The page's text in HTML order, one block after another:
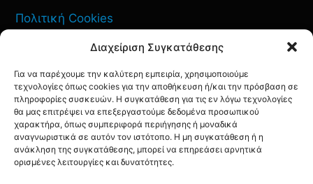
Διαχείριση Συγκατάθεσης
Για να παρέχουμε την καλύτερη εμπειρία, χρησιμοποιούμε
τεχνολογίες όπως cookies για την αποθήκευση ή/και την πρόσβαση σε
πληροφορίες συσκευών. Η συγκατάθεση για τις εν λόγω τεχνολογίες
θα μας επιτρέψει να επεξεργαστούμε δεδομένα προσωπικού
χαρακτήρα, όπως συμπεριφορά περιήγησης ή μοναδικά
αναγνωριστικά σε αυτόν τον ιστότοπο. Η μη συγκατάθεση ή η
ανάκληση της συγκατάθεσης, μπορεί να επηρεάσει αρνητικά
ορισμένες λειτουργίες και δυνατότητες.
Πολιτική Cookies
Πολιτική Απορρήτου
ΕΠΙΚΟΙΝΩΝΙΑ